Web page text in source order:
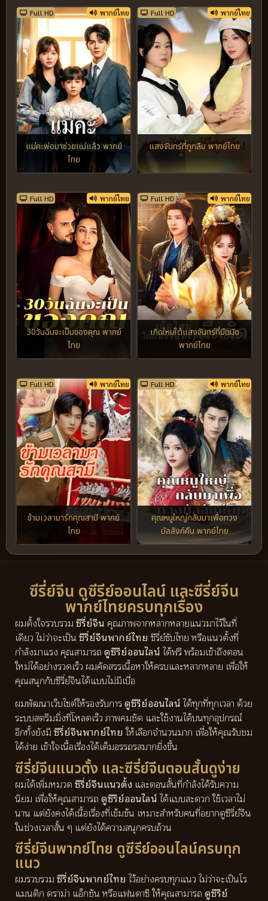
Full HD พากย์ไทย
แม่คะพ่อมาช่วยแม่แล้ว พากย์
ไทย
Full HD พากย์ไทย
แสงจันทร์ที่ถูกลืม พากย์ไทย
Full HD พากย์ไทย
30วันฉันจะเป็นของคุณ พากย์
ไทย
Full HD พากย์ไทย
เกิดใหม่ใต้แสงจันทร์ที่มืดมิด
พากย์ไทย
Full HD พากย์ไทย
ข้ามเวลามารักคุณสามี พากย์
ไทย
Full HD พากย์ไทย
คุณหนูใหญ่กลับมาเพื่อทวง
บัลลังก์คืน พากย์ไทย
ซีรี่ย์จีน ดูซีรีย์ออนไลน์ และซีรี่ย์จีน
พากย์ไทยครบทุกเรื่อง
ผมตั้งใจรวบรวมซีรี่ย์จีน คุณภาพจากหลากหลายแนวมาไว้ในที่
เดียว ไม่ว่าจะเป็นซีรี่ย์จีนพากย์ไทยซีรี่ย์ซับไทย หรือแนวตั้งที่
กำลังมาแรง คุณสามารถดูซีรีย์ออนไลน์ได้ฟรี พร้อมเข้าถึงตอน
ใหม่ได้อย่างรวดเร็ว ผมคัดสรรเนื้อหาให้ครบและหลากหลาย เพื่อให้
คุณสนุกกับซีรี่ย์จีนได้แบบไม่มีเบื่อ
ผมพัฒนาเว็บไซต์ให้รองรับการดูซีรีย์ออนไลน์ได้ทุกที่ทุกเวลา ด้วย
ระบบสตรีมมิ่งที่โหลดเร็ว ภาพคมชัด และใช้งานได้บนทุกอุปกรณ์
อีกทั้งยังมีซีรี่ย์จีนพากย์ไทยให้เลือกจำนวนมาก เพื่อให้คุณรับชม
ได้ง่าย เข้าใจเนื้อเรื่องได้เต็มอรรถรสมากยิ่งขึ้น
ซีรี่ย์จีนแนวตั้ง และซีรี่ย์จีนตอนสั้นดูง่าย
ผมได้เพิ่มหมวดซีรี่ย์จีนแนวตั้ง และตอนสั้นที่กำลังได้รับความ
นิยม เพื่อให้คุณสามารถดูซีรีย์ออนไลน์ได้แบบสะดวก ใช้เวลาไม่
นาน แต่ยังคงได้เนื้อเรื่องที่เข้มข้น เหมาะสำหรับคนที่อยากดูซีรี่ย์จีน
ในช่วงเวลาสั้น ๆ แต่ยังได้ความสนุกครบถ้วน
ซีรี่ย์จีนพากย์ไทย ดูซีรีย์ออนไลน์ครบทุก
แนว
ผมรวบรวมซีรี่ย์จีนพากย์ไทยไว้อย่างครบทุกแนว ไม่ว่าจะเป็นโร
แมนติก ดราม่า แอ็กชัน หรือแฟนตาซี ให้คุณสามารถดูซีรีย์